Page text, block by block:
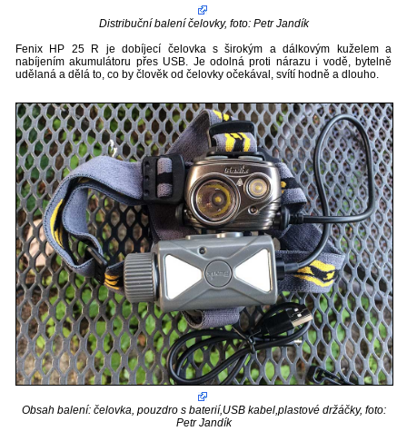
Distribuční balení čelovky, foto: Petr Jandík
Fenix HP 25 R je dobíjecí čelovka s širokým a dálkovým kuželem a
nabíjením akumulátoru přes USB. Je odolná proti nárazu i vodě, bytelně
udělaná a dělá to, co by člověk od čelovky očekával, svítí hodně a dlouho.
Obsah balení: čelovka, pouzdro s baterií,USB kabel,plastové držáčky, foto:
Petr Jandík